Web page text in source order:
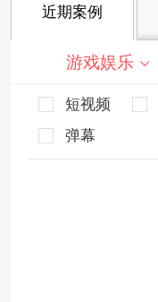
近期案例
游戏娱乐
短视频
弹幕